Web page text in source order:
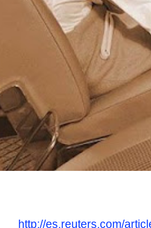
http://es.reuters.com/